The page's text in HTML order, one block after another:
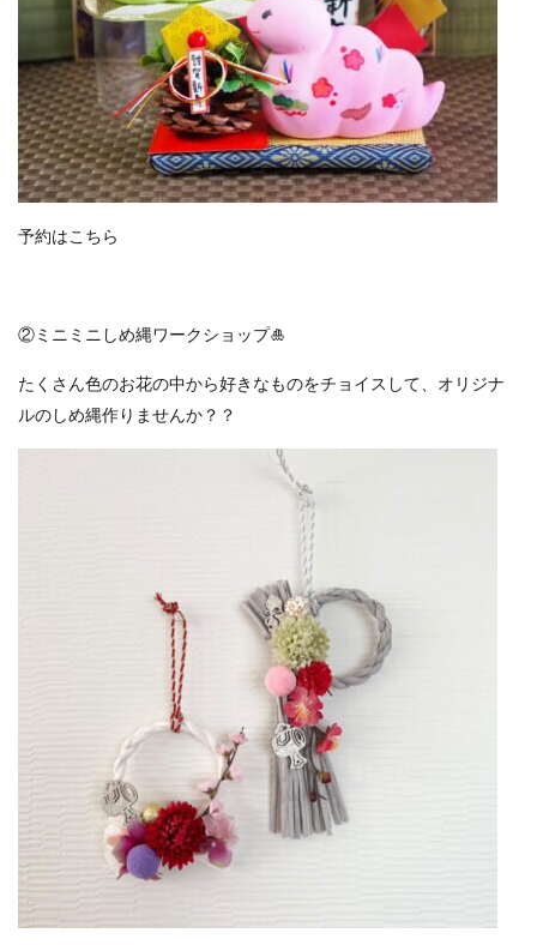
予約はこちら
②ミニミニしめ縄ワークショップ🎍
たくさん色のお花の中から好きなものをチョイスして、オリジナ
ルのしめ縄作りませんか？？